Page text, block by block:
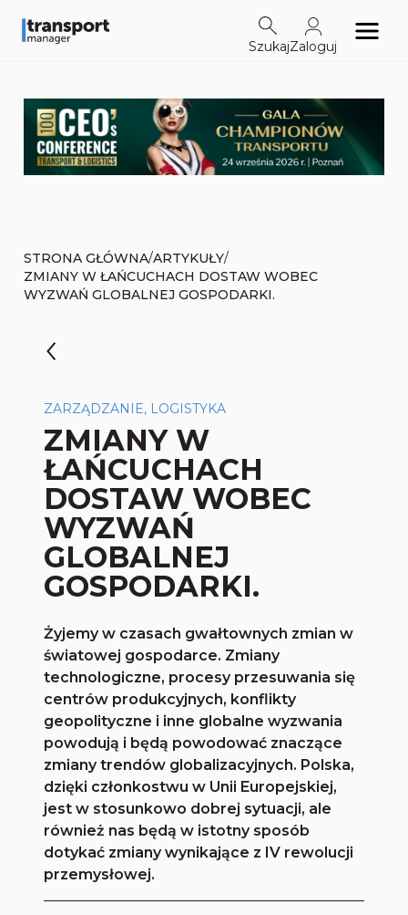
SzukajZaloguj
STRONA GŁÓWNA/ARTYKUŁY/
ZMIANY W ŁAŃCUCHACH DOSTAW WOBEC
WYZWAŃ GLOBALNEJ GOSPODARKI.
ZARZĄDZANIE, LOGISTYKA
ZMIANY W
ŁAŃCUCHACH
DOSTAW WOBEC
WYZWAŃ
GLOBALNEJ
GOSPODARKI.
Żyjemy w czasach gwałtownych zmian w
światowej gospodarce. Zmiany
technologiczne, procesy przesuwania się
centrów produkcyjnych, konflikty
geopolityczne i inne globalne wyzwania
powodują i będą powodować znaczące
zmiany trendów globalizacyjnych. Polska,
dzięki członkostwu w Unii Europejskiej,
jest w stosunkowo dobrej sytuacji, ale
również nas będą w istotny sposób
dotykać zmiany wynikające z IV rewolucji
przemysłowej.